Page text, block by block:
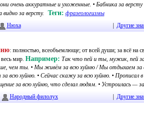
очень аккуратные и ухоженные. • Бабника за
видно за версту.
Теги: фразеологизмы
Нюха Другие
: полностью, всеобъемлюще; от всей души; за всё на
мир. Например: Так что пей и ты, мужик, пей
чем ты. • Мы живём за всю хуйню / Мы отдыхаем
за всю хуйню. • Сейчас скажу за всю хуйню. • Прописал
за всю хуйню, что сделал людям. • Устроилась —
Народный филолух Другие